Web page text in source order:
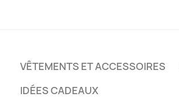
VÊTEMENTS ET ACCESSOIRES
IDÉES CADEAUX